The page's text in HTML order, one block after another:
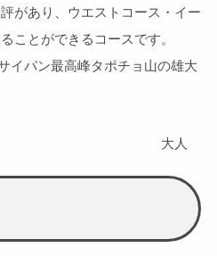
があり、ウエストコース・イー
ことができるコースです。
イパン最高峰タポチョ山の雄大
大人